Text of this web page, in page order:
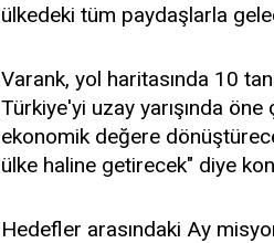
ülkedeki tüm paydaşlarla
Varank, yol haritasında 10
Türkiye'yi uzay yarışında öne
ekonomik değere
ülke haline getirecek" diye
Hedefler arasındaki Ay